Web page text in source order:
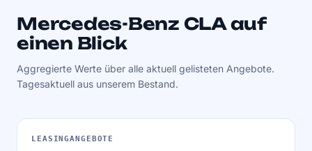
Mercedes-Benz CLA auf
einen Blick
Aggregierte Werte über alle aktuell gelisteten Angebote.
Tagesaktuell aus unserem Bestand.
LEASINGANGEBOTE